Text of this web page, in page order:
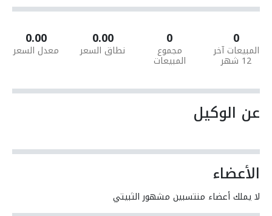
0
المبيعات آخر
12 شهر
0
مجموع
المبيعات
0.00
نطاق السعر
0.00
معدل السعر
عن الوكيل
الأعضاء
لا يملك أعضاء منتسبين مشهور الثبيتي